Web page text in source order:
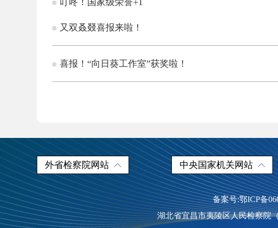
叮咚！国家级荣誉+1
又双叒叕喜报来啦！
喜报！“向日葵工作室”获奖啦！
外省检察院网站 中央国家机关网站
备案号:鄂ICP备
湖北省宜昌市夷陵区人民检察院